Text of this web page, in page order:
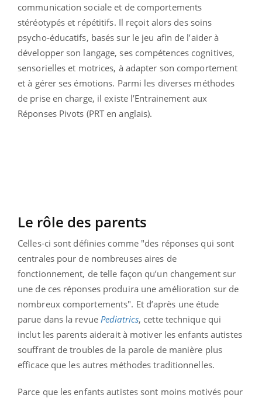
communication sociale et de comportements
stéréotypés et répétitifs. Il reçoit alors des soins
psycho-éducatifs, basés sur le jeu afin de l’aider à
développer son langage, ses compétences cognitives,
sensorielles et motrices, à adapter son comportement
et à gérer ses émotions. Parmi les diverses méthodes
de prise en charge, il existe l’Entrainement aux
Réponses Pivots (PRT en anglais).
Le rôle des parents
Celles-ci sont définies comme "des réponses qui sont
centrales pour de nombreuses aires de
fonctionnement, de telle façon qu’un changement sur
une de ces réponses produira une amélioration sur de
nombreux comportements". Et d’après une étude
parue dans la revue Pediatrics, cette technique qui
inclut les parents aiderait à motiver les enfants autistes
souffrant de troubles de la parole de manière plus
efficace que les autres méthodes traditionnelles.
Parce que les enfants autistes sont moins motivés pour